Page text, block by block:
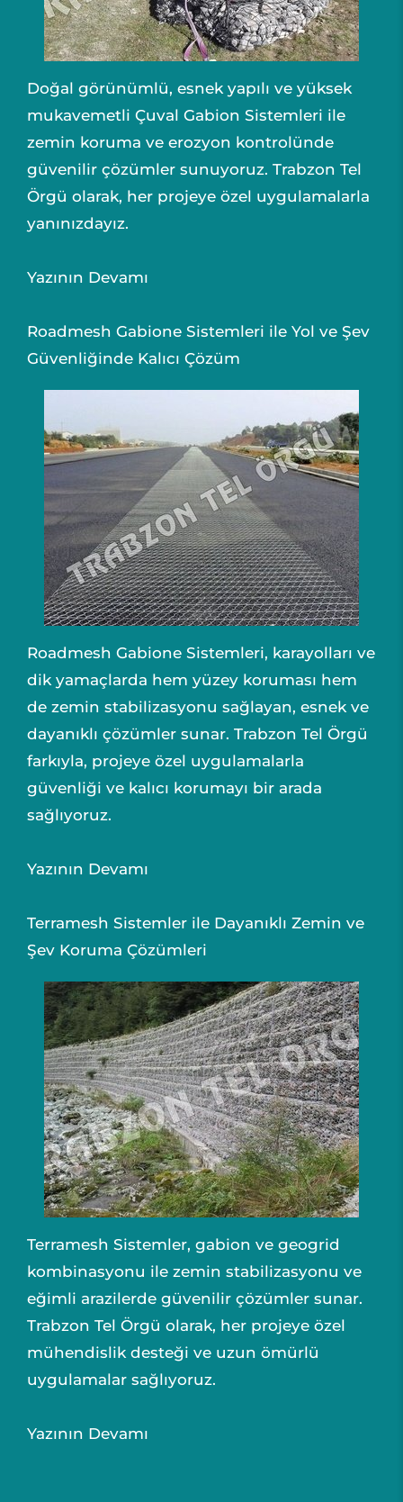
Doğal görünümlü, esnek yapılı ve yüksek
mukavemetli Çuval Gabion Sistemleri ile
zemin koruma ve erozyon kontrolünde
güvenilir çözümler sunuyoruz. Trabzon Tel
Örgü olarak, her projeye özel uygulamalarla
yanınızdayız.
Yazının Devamı
Roadmesh Gabione Sistemleri ile Yol ve Şev
Güvenliğinde Kalıcı Çözüm
Roadmesh Gabione Sistemleri, karayolları ve
dik yamaçlarda hem yüzey koruması hem
de zemin stabilizasyonu sağlayan, esnek ve
dayanıklı çözümler sunar. Trabzon Tel Örgü
farkıyla, projeye özel uygulamalarla
güvenliği ve kalıcı korumayı bir arada
sağlıyoruz.
Yazının Devamı
Terramesh Sistemler ile Dayanıklı Zemin ve
Şev Koruma Çözümleri
Terramesh Sistemler, gabion ve geogrid
kombinasyonu ile zemin stabilizasyonu ve
eğimli arazilerde güvenilir çözümler sunar.
Trabzon Tel Örgü olarak, her projeye özel
mühendislik desteği ve uzun ömürlü
uygulamalar sağlıyoruz.
Yazının Devamı